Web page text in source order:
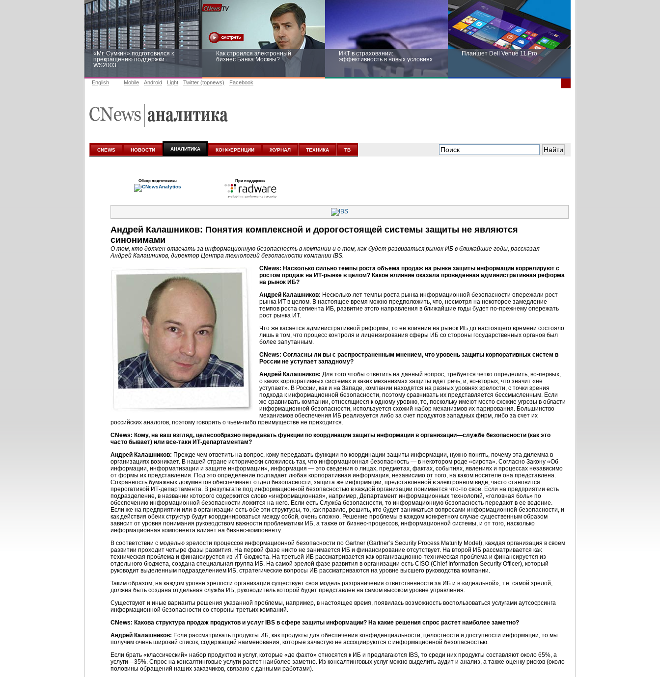
«Mr. Сумкин» подготовился к
прекращению поддержки
WS2003
Как строился электронный
бизнес Банка Москвы?
ИКТ в страховании:
эффективность в новых условиях
Планшет Dell Venue 11 Pro
аналитике
новых условиях
English Mobile Android Light Twitter (topnews) Facebook
CNEWS НОВОСТИ АНАЛИТИКА КОНФЕРЕНЦИИ ЖУРНАЛ ТЕХНИКА ТВ
Обзор подготовлен При поддержке
Андрей Калашников: Понятия комплексной и дорогостоящей системы защиты не являются
синонимами
О том, кто должен отвечать за информационную безопасность в компании и о том, как будет развиваться рынок ИБ в ближайшие годы, рассказал
Андрей Калашников, директор Центра технологий безопасности компании IBS.
CNews: Насколько сильно темпы роста объема продаж на рынке защиты информации коррелируют с
ростом продаж на ИТ-рынке в целом? Какое влияние оказала проведенная административная реформа
на рынок ИБ?
Андрей Калашников: Несколько лет темпы роста рынка информационной безопасности опережали рост
рынка ИТ в целом. В настоящее время можно предположить, что, несмотря на некоторое замедление
темпов роста сегмента ИБ, развитие этого направления в ближайшие годы будет по-прежнему опережать
рост рынка ИТ.
Что же касается административной реформы, то ее влияние на рынок ИБ до настоящего времени состояло
лишь в том, что процесс контроля и лицензирования сферы ИБ со стороны государственных органов был
более запутанным.
CNews: Согласны ли вы с распространенным мнением, что уровень защиты корпоративных систем в
России не уступает западному?
Андрей Калашников: Для того чтобы ответить на данный вопрос, требуется четко определить, во-первых,
о каких корпоративных системах и каких механизмах защиты идет речь, и, во-вторых, что значит «не
уступает». В России, как и на Западе, компании находятся на разных уровнях зрелости, с точки зрения
подхода к информационной безопасности, поэтому сравнивать их представляется бессмысленным. Если
же сравнивать компании, относящиеся к одному уровню, то, поскольку имеют место схожие угрозы в области
информационной безопасности, используется схожий набор механизмов их парирования. Большинство
механизмов обеспечения ИБ реализуется либо за счет продуктов западных фирм, либо за счет их
российских аналогов, поэтому говорить о чьем-либо преимуществе не приходится.
CNews: Кому, на ваш взгляд, целесообразно передавать функции по координации защиты информации в организации—службе безопасности (как это
часто бывает) или все-таки ИТ-департаментам?
Андрей Калашников: Прежде чем ответить на вопрос, кому передавать функции по координации защиты информации, нужно понять, почему эта дилемма в
организациях возникает. В нашей стране исторически сложилось так, что информационная безопасность — в некотором роде «сирота». Согласно Закону «Об
информации, информатизации и защите информации», информация — это сведения о лицах, предметах, фактах, событиях, явлениях и процессах независимо
от формы их представления. Под это определение подпадает любая корпоративная информация, независимо от того, на каком носителе она представлена.
Сохранность бумажных документов обеспечивает отдел безопасности, защита же информации, представленной в электронном виде, часто становится
прерогативой ИТ-департамента. В результате под информационной безопасностью в каждой организации понимается что-то свое. Если на предприятии есть
подразделение, в названии которого содержится слово «информационная», например, Департамент информационных технологий, «головная боль» по
обеспечению информационной безопасности ложится на него. Если есть Служба безопасности, то информационную безопасность передают в ее ведение.
Если же на предприятии или в организации есть обе эти структуры, то, как правило, решить, кто будет заниматься вопросами информационной безопасности, и
как действия обеих структур будут координироваться между собой, очень сложно. Решение проблемы в каждом конкретном случае существенным образом
зависит от уровня понимания руководством важности проблематики ИБ, а также от бизнес-процессов, информационной системы, и от того, насколько
информационная компонента влияет на бизнес-компоненту.
В соответствии с моделью зрелости процессов информационной безопасности по Gartner (Gartner’s Security Process Maturity Model), каждая организация в своем
развитии проходит четыре фазы развития. На первой фазе никто не занимается ИБ и финансирование отсутствует. На второй ИБ рассматривается как
техническая проблема и финансируется из ИТ-бюджета. На третьей ИБ рассматривается как организационно-техническая проблема и финансируется из
отдельного бюджета, создана специальная группа ИБ. На самой зрелой фазе развития в организации есть CISO (Chief Information Security Officer), который
руководит выделенным подразделением ИБ, стратегические вопросы ИБ рассматриваются на уровне высшего руководства компании.
Таким образом, на каждом уровне зрелости организации существует своя модель разграничения ответственности за ИБ и в «идеальной», т.е. самой зрелой,
должна быть создана отдельная служба ИБ, руководитель которой будет представлен на самом высоком уровне управления.
Существуют и иные варианты решения указанной проблемы, например, в настоящее время, появилась возможность воспользоваться услугами аутсосрсинга
информационной безопасности со стороны третьих компаний.
CNews: Какова структура продаж продуктов и услуг IBS в сфере защиты информации? На какие решения спрос растет наиболее заметно?
Андрей Калашников: Если рассматривать продукты ИБ, как продукты для обеспечения конфиденциальности, целостности и доступности информации, то мы
получим очень широкий список, содержащий наименования, которые зачастую не ассоциируются с информационной безопасностью.
Если брать «классический» набор продуктов и услуг, которые «де факто» относятся к ИБ и предлагаются IBS, то среди них продукты составляют около 65%, а
услуги—35%. Спрос на консалтинговые услуги растет наиболее заметно. Из консалтинговых услуг можно выделить аудит и анализ, а также оценку рисков (около
половины обращений наших заказчиков, связано с данными работами).